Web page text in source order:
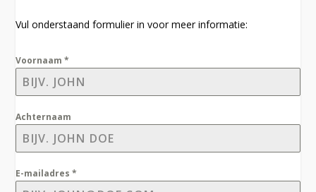
Vul onderstaand formulier in voor meer informatie:
Voornaam*
Achternaam
E-mailadres*